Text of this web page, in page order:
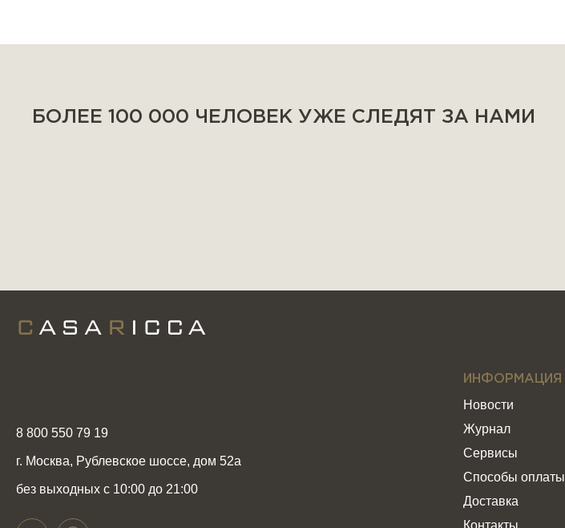
БОЛЕЕ 100 000 ЧЕЛОВЕК УЖЕ СЛЕДЯТ ЗА НАМИ
8 800 550 79 19
г. Москва, Рублевское шоссе, дом 52а
без выходных с 10:00 до 21:00
ИНФОРМАЦИЯ
Новости
Журнал
Сервисы
Способы оплаты
Доставка
Контакты